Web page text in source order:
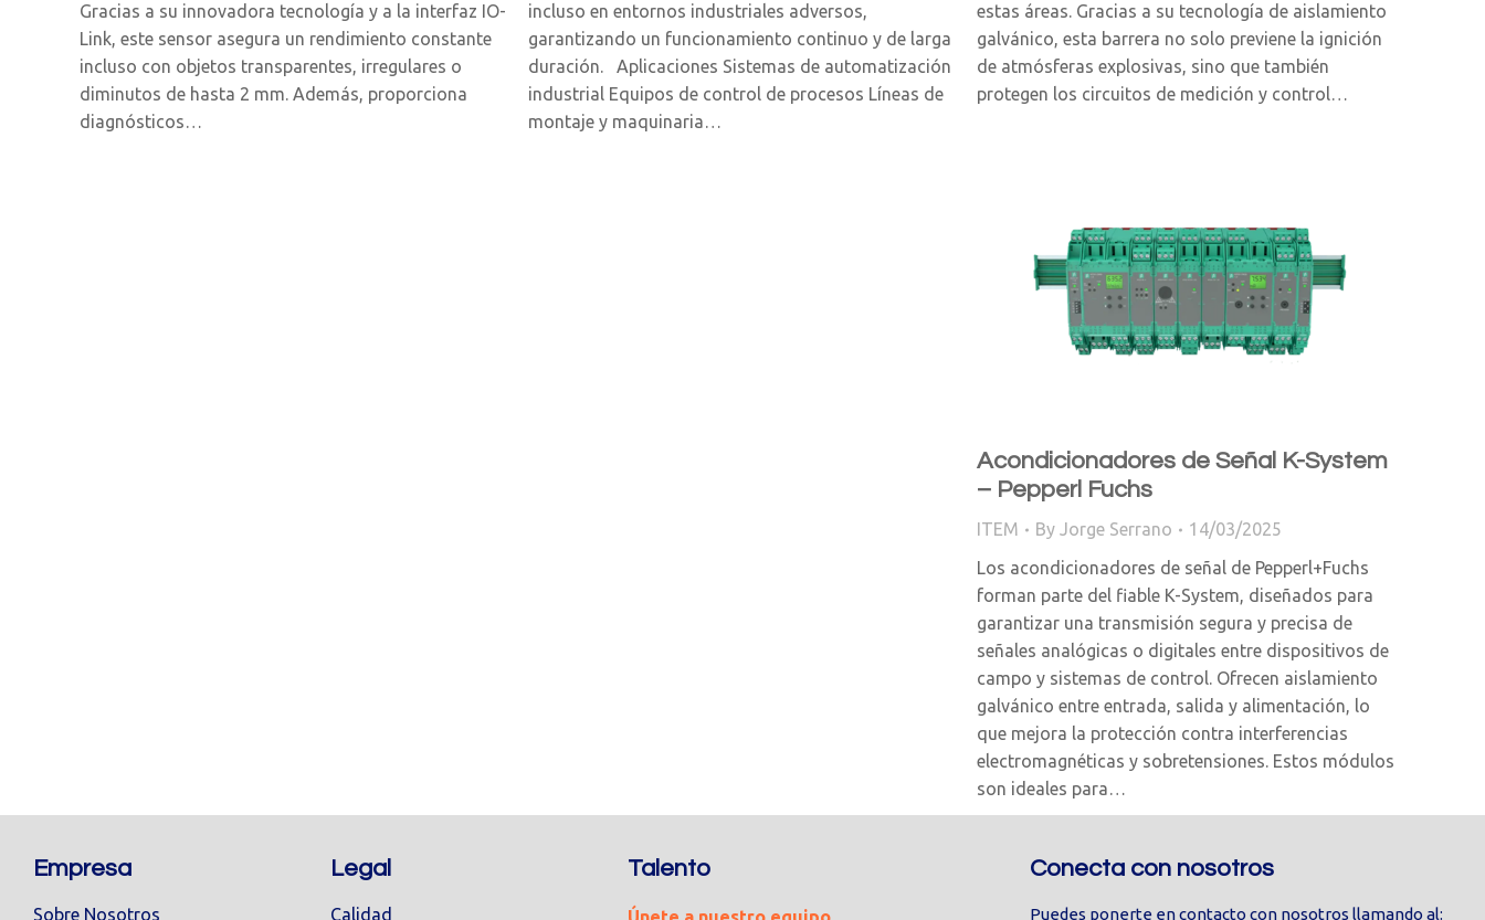
Gracias a su innovadora tecnología y a la interfaz IO-
Link, este sensor asegura un rendimiento constante
incluso con objetos transparentes, irregulares o
diminutos de hasta 2 mm. Además, proporciona
diagnósticos…
incluso en entornos industriales adversos,
garantizando un funcionamiento continuo y de larga
duración. Aplicaciones Sistemas de automatización
industrial Equipos de control de procesos Líneas de
montaje y maquinaria…
estas áreas. Gracias a su tecnología de aislamiento
galvánico, esta barrera no solo previene la ignición
de atmósferas explosivas, sino que también
protegen los circuitos de medición y control…
Acondicionadores de Señal K-System
– Pepperl Fuchs
ITEM By Jorge Serrano
14/03/2025
Los acondicionadores de señal de Pepperl+Fuchs
forman parte del fiable K-System, diseñados para
garantizar una transmisión segura y precisa de
señales analógicas o digitales entre dispositivos de
campo y sistemas de control. Ofrecen aislamiento
galvánico entre entrada, salida y alimentación, lo
que mejora la protección contra interferencias
electromagnéticas y sobretensiones. Estos módulos
son ideales para…
Empresa
Sobre Nosotros
Legal
Calidad
Talento Conecta con nosotros
Puedes ponerte en contacto con nosotros llamando al: